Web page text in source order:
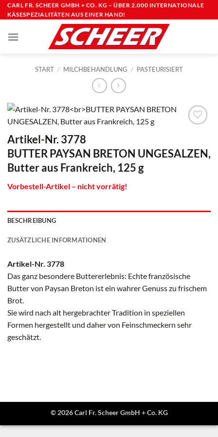
Zum
Inhalt
CARL FR. SCHEER GMBH + CO. KG – ÜBER 2.000 INTERNATIONALE
KÄSESPEZIALITÄTEN AUS EINER HAND!
START / MILCHBEHANDLUNG / PASTEURISIERT
Artikel-Nr. 3778
BUTTER PAYSAN BRETON UNGESALZEN,
Butter aus Frankreich, 125 g
Vorbestell-Artikel – nicht vorrätig!
BESCHREIBUNG
ZUSÄTZLICHE INFORMATIONEN
Artikel-Nr. 3778
Das ganz besondere Buttererlebnis: Echte französische
Butter von Paysan Breton ist ein wahrer Genuss zu frischem
Brot.
Sie wird nach alt hergebrachter Tradition in speziellen
Formen hergestellt und daher von Feinschmeckern sehr
geschätzt.
© 2026 Carl Fr. Scheer GmbH + Co. KG